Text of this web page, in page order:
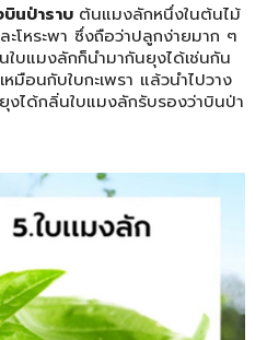
นป่าราบ ต้นแมงลักหนึ่งในต้นไม้
ะโหระพา ซึ่งถือว่าปลูกง่ายมาก ๆ
บแมงลักก็นำมากันยุงได้เช่นกัน
มือนกับใบกะเพรา แล้วนำไปวาง
ได้กลิ่นใบแมงลักรับรองว่าบินป่า